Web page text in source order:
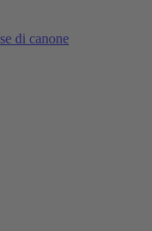
di canone